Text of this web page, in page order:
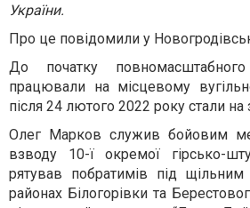
України.
Про це повідомили у
До початку
працювали на місцевому
після 24 лютого 2022 року стали на
Олег Марков служив бойовим
взводу 10-ї окремої гірсько-
рятував побратимів під
районах Білогорівки та